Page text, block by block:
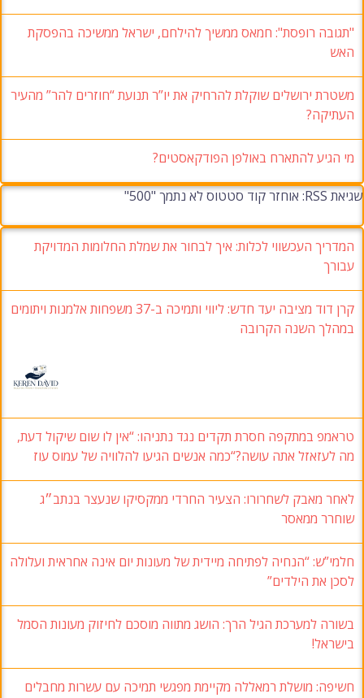
"תגובה רופסת": חמאס ממשיך להילחם, ישראל ממשיכה בהפסקת
האש
משטרת ירושלים שוקלת להרחיק את יו”ר תנועת “חוזרים להר” מהעיר
העתיקה?
מי הגיע להתארח באולפן הפודקאסטים?
שגיאת RSS: אוחזר קוד סטטוס לא נתמך "500"
המדריך העכשווי לכלות: איך לבחור את שמלת החלומות המדויקת
עבורך
קרן דוד מציבה יעד חדש: ליווי ותמיכה ב-37 משפחות אלמנות ויתומים
במהלך השנה הקרובה
טראמפ במתקפה חסרת תקדים נגד נתניהו: “אין לו שום שיקול דעת,
מה לעזאזל אתה עושה?“כמה אנשים הגיעו להלוויה של עמוס עוז
לאחר מאבק לשחרורו: הצעיר החרדי ממקסיקו שנעצר בנתב״ג
שוחרר ממאסר
חלמי”ש: “הנחיה לפתיחה מיידית של מעונות יום אינה אחראית ועלולה
לסכן את הילדים”
בשורה למערכת הגיל הרך: הושג מתווה מוסכם לחיזוק מעונות הסמל
בישראל!
חשיפה: מושלת רמאללה מקיימת מפגשי תמיכה עם עשרות מחבלים